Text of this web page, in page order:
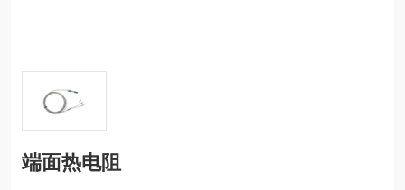
端面热电阻